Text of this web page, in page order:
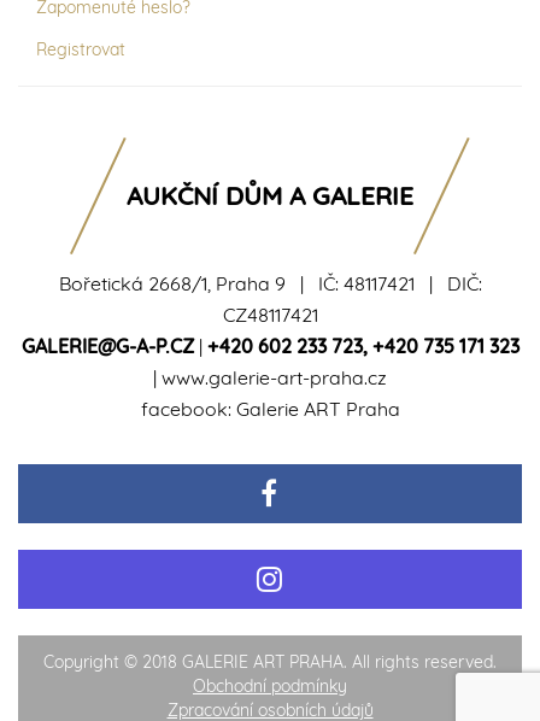
Zapomenuté heslo?
Registrovat
Bořetická 2668/1, Praha 9 | IČ: 48117421 | DIČ:
CZ48117421
GALERIE@G-A-P.CZ| +420 602 233 723, +420 735 171 323
| www.galerie-art-praha.cz
facebook: Galerie ART Praha
AUKČNÍ DŮM A GALERIE
Copyright © 2018 GALERIE ART PRAHA. All rights reserved.
Obchodní podmínky
Zpracování osobních údajů